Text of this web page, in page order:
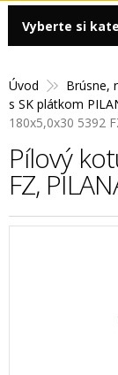
Úvod Brúsne,
s SK plátkom
180x5,0x30 5392
Pílový
FZ,
Vyberte si